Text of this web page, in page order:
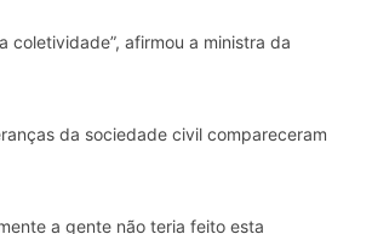
coletividade”, afirmou a ministra da
da sociedade civil compareceram
a gente não teria feito esta